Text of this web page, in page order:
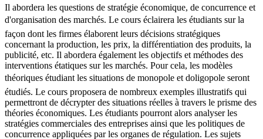
Il abordera les questions de stratégie économique, de concurrence et
d'organisation des marchés. Le cours éclairera les étudiants sur la
façon dont les firmes élaborent leurs décisions stratégiques
concernant la production, les prix, la différentiation des produits, la
publicité, etc. Il abordera également les objectifs et méthodes des
interventions étatiques sur les marchés. Pour cela, les modèles
théoriques étudiant les situations de monopole et doligopole seront
étudiés. Le cours proposera de nombreux exemples illustratifs qui
permettront de décrypter des situations réelles à travers le prisme des
théories économiques. Les étudiants pourront alors analyser les
stratégies commerciales des entreprises ainsi que les politiques de
concurrence appliquées par les organes de régulation. Les sujets